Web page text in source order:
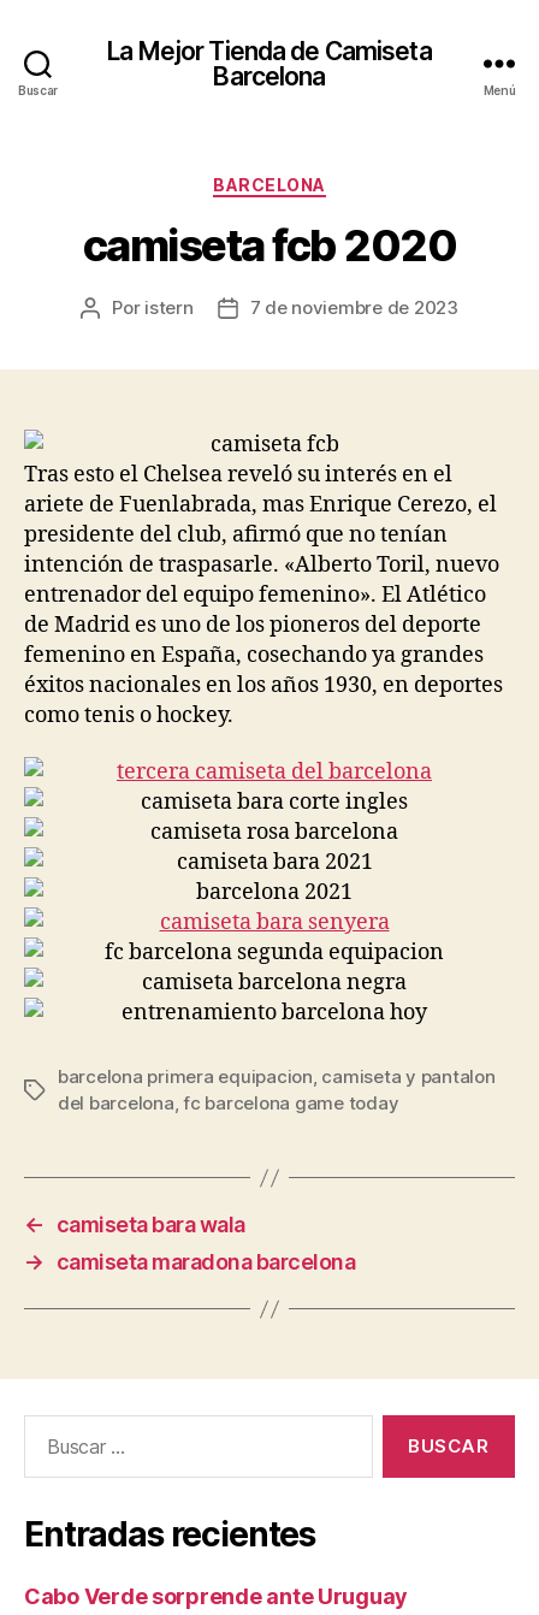
Buscar
La Mejor Tienda de Camiseta
Barcelona
Menú
Categorías
BARCELONA
camiseta fcb 2020
Autor
Por istern
Fecha7 de noviembre de 2023
Tras esto el Chelsea reveló su interés en el
ariete de Fuenlabrada, mas Enrique Cerezo, el
presidente del club, afirmó que no tenían
intención de traspasarle. «Alberto Toril, nuevo
entrenador del equipo femenino». El Atlético
de Madrid es uno de los pioneros del deporte
femenino en España, cosechando ya grandes
éxitos nacionales en los años 1930, en deportes
como tenis o hockey.
Etiquetas
barcelona primera equipacion, camiseta y pantalon
del barcelona,fc barcelona game today
←
camiseta bara wala
→
camiseta maradona barcelona
Entradas recientes
Cabo Verde sorprende ante Uruguay